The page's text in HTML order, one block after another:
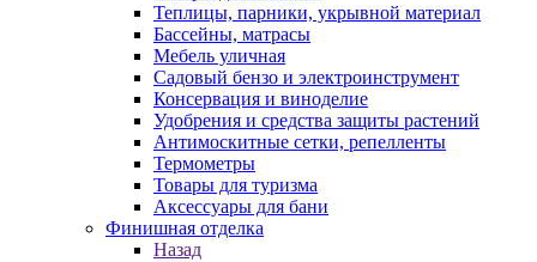
Теплицы, парники, укрывной материал
Бассейны, матрасы
Мебель уличная
Садовый бензо и электроинструмент
Консервация и виноделие
Удобрения и средства защиты растений
Антимоскитные сетки, репелленты
Термометры
Товары для туризма
Аксессуары для бани
Финишная отделка
Назад